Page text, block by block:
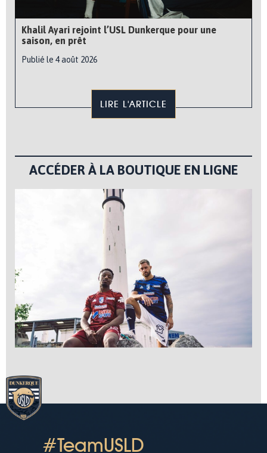
Khalil Ayari rejoint l’USL Dunkerque pour une
saison, en prêt
Publié le 4 août 2026
LIRE L'ARTICLE
ACCÉDER À LA BOUTIQUE EN LIGNE
#TeamUSLD